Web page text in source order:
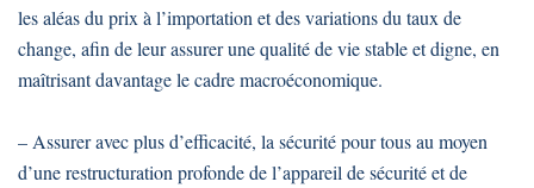
les aléas du prix à l’importation et des variations du taux de
change, afin de leur assurer une qualité de vie stable et digne, en
maîtrisant davantage le cadre macroéconomique.
– Assurer avec plus d’efficacité, la sécurité pour tous au moyen
d’une restructuration profonde de l’appareil de sécurité et de